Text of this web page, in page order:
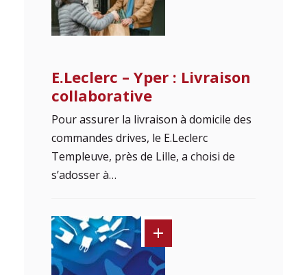
E.Leclerc – Yper : Livraison
collaborative
Pour assurer la livraison à domicile des
commandes drives, le E.Leclerc
Templeuve, près de Lille, a choisi de
s’adosser à…